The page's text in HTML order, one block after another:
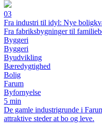
03
Fra industri til idyl: Nye
Fra fabriksbygninger til
Byggeri
Byggeri
Byudvikling
Bæredygtighed
Bolig
Farum
Byfornyelse
5 min
De gamle industrigrunde i
attraktive steder at bo og leve.